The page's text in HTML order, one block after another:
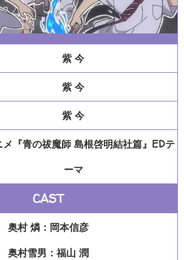
紫 今
紫 今
紫 今
メ『青の祓魔師 島根啓明結社篇』EDテ
ーマ
CAST
奥村 燐：岡本信彦
奥村雪男：福山 潤